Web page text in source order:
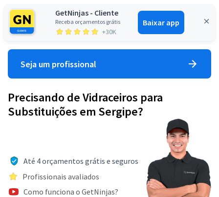
GetNinjas - Cliente
Receba orçamentos grátis
+30K
Baixar app
Entrar
Seja um profissional
Precisando de Vidraceiros para
Substituições em Sergipe?
Até 4 orçamentos grátis e seguros
Profissionais avaliados
Como funciona o GetNinjas?